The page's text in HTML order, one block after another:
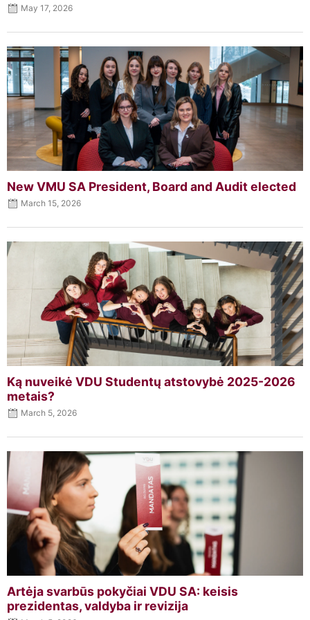
May 17, 2026
New VMU SA President, Board and Audit elected
March 15, 2026
Ką nuveikė VDU Studentų atstovybė 2025-2026
metais?
March 5, 2026
Artėja svarbūs pokyčiai VDU SA: keisis
prezidentas, valdyba ir revizija